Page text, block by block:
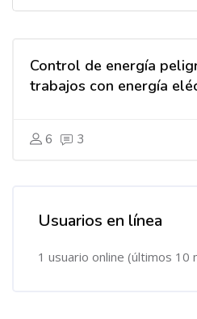
Control de energía
trabajos con energía
6 3
Salta Usuarios en línea
Usuarios en línea
1 usuario online (últimos 10